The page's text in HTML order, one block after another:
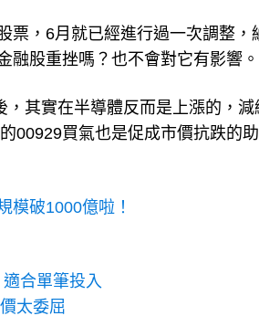
票，6月就已經進行過一次調整，
融股重挫嗎？也不會對它有影響。
其實在半導體反而是上漲的，減
00929買氣也是促成市價抗跌的
模破1000億啦！
合單筆投入
太委屈